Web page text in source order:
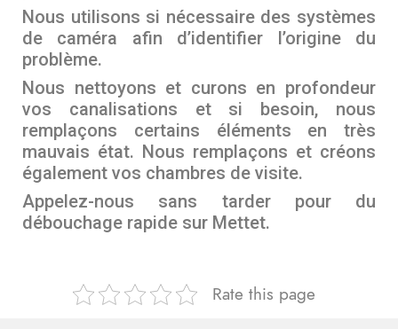
Nous utilisons si nécessaire des systèmes
de caméra afin d’identifier l’origine du
problème.
Nous nettoyons et curons en profondeur
vos canalisations et si besoin, nous
remplaçons certains éléments en très
mauvais état. Nous remplaçons et créons
également vos chambres de visite.
Appelez-nous sans tarder pour du
débouchage rapide sur Mettet.
Rate this page